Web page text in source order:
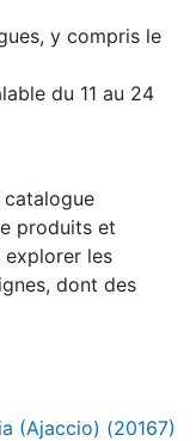
y compris le
du 11 au 24
produits et
explorer les
dont des
(Ajaccio) (20167)